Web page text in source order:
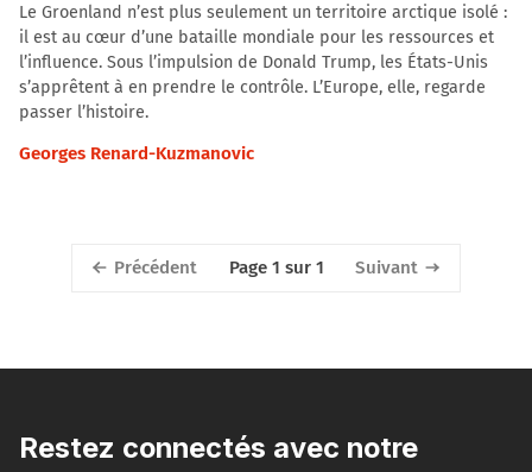
Le Groenland n’est plus seulement un territoire arctique isolé :
il est au cœur d’une bataille mondiale pour les ressources et
l’influence. Sous l’impulsion de Donald Trump, les États-Unis
s’apprêtent à en prendre le contrôle. L’Europe, elle, regarde
passer l’histoire.
Georges Renard-Kuzmanovic
Précédent Page 1 sur 1 Suivant
Restez connectés avec notre